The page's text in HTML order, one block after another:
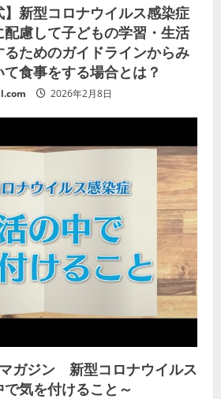
】新型コロナウイルス感染症
慮して子どもの学習・生活
ためのガイドラインからみ
食事をする場合とは？
2026年2月8日
マガジン 新型コロナウイルス
気を付けること～